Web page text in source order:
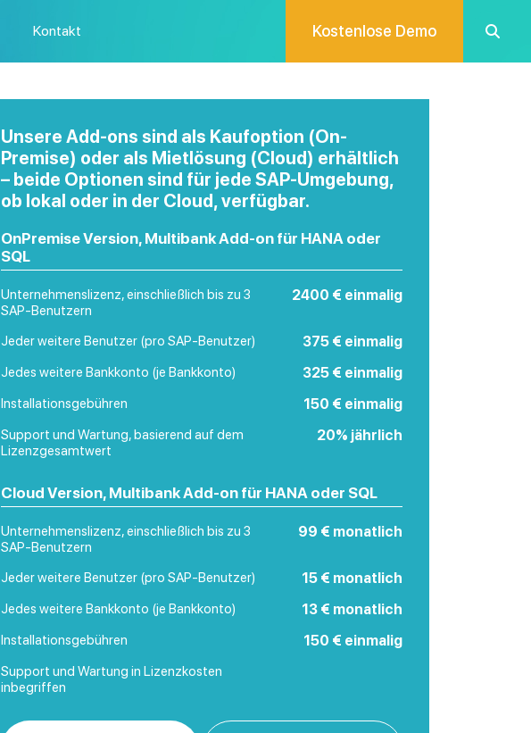
Kontakt Kostenlose Demo
Unsere Add-ons sind als Kaufoption (On-
Premise) oder als Mietlösung (Cloud) erhältlich
– beide Optionen sind für jede SAP-Umgebung,
ob lokal oder in der Cloud, verfügbar.
OnPremise Version, Multibank Add-on für HANA oder
SQL
Unternehmenslizenz, einschließlich bis zu 3
SAP-Benutzern
2400 € einmalig
Jeder weitere Benutzer (pro SAP-Benutzer) 375 € einmalig
Jedes weitere Bankkonto (je Bankkonto) 325 € einmalig
Installationsgebühren 150 € einmalig
Support und Wartung, basierend auf dem
Lizenzgesamtwert
20% jährlich
Cloud Version, Multibank Add-on für HANA oder SQL
Unternehmenslizenz, einschließlich bis zu 3
SAP-Benutzern
99 € monatlich
Jeder weitere Benutzer (pro SAP-Benutzer) 15 € monatlich
Jedes weitere Bankkonto (je Bankkonto) 13 € monatlich
Installationsgebühren 150 € einmalig
Support und Wartung in Lizenzkosten
inbegriffen